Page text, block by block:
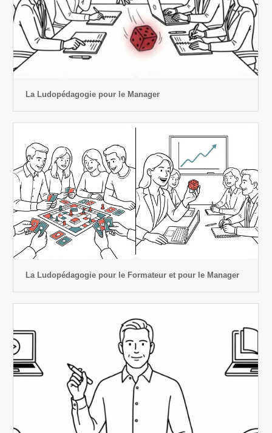
La Ludopédagogie pour le Manager
La Ludopédagogie pour le Formateur et pour le Manager